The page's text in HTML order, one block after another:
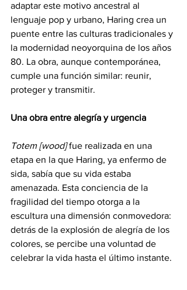
adaptar este motivo ancestral al
lenguaje pop y urbano, Haring crea un
puente entre las culturas tradicionales y
la modernidad neoyorquina de los años
80. La obra, aunque contemporánea,
cumple una función similar: reunir,
proteger y transmitir.
Una obra entre alegría y urgencia
Totem [wood] fue realizada en una
etapa en la que Haring, ya enfermo de
sida, sabía que su vida estaba
amenazada. Esta conciencia de la
fragilidad del tiempo otorga a la
escultura una dimensión conmovedora:
detrás de la explosión de alegría de los
colores, se percibe una voluntad de
celebrar la vida hasta el último instante.